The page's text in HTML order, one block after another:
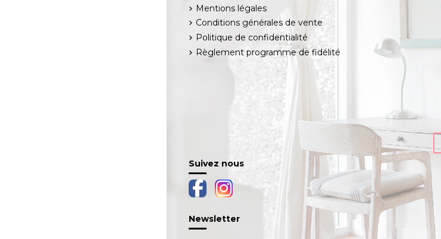
Mentions légales
Conditions générales de vente
Politique de confidentialité
Règlement programme de fidélité
Suivez nous
Newsletter